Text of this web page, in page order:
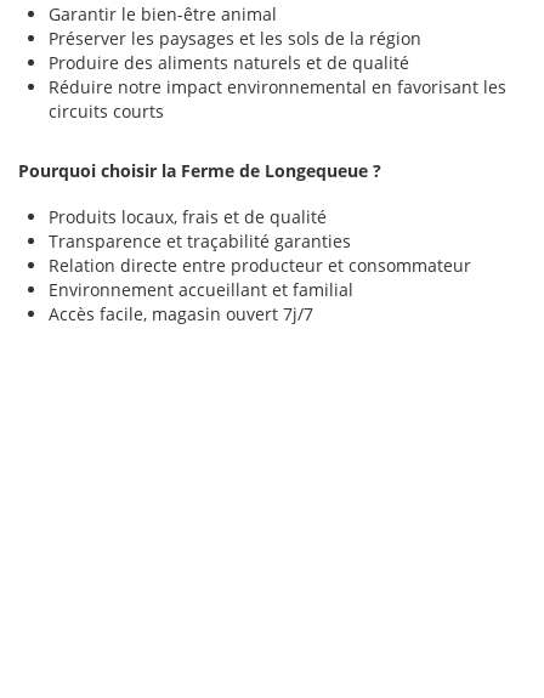
Garantir le bien-être animal
Préserver les paysages et les sols de la région
Produire des aliments naturels et de qualité
Réduire notre impact environnemental en favorisant les
circuits courts
Pourquoi choisir la Ferme de Longequeue ?
Produits locaux, frais et de qualité
Transparence et traçabilité garanties
Relation directe entre producteur et consommateur
Environnement accueillant et familial
Accès facile, magasin ouvert 7j/7